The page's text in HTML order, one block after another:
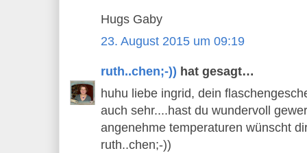
Hugs Gaby
23. August 2015 um 09:19
ruth..chen;-)) hat gesagt…
huhu liebe ingrid, dein
auch sehr....hast du wundervoll
angenehme temperaturen wünscht
ruth..chen;-))